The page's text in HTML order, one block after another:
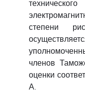
степени
членов
оценки
А.